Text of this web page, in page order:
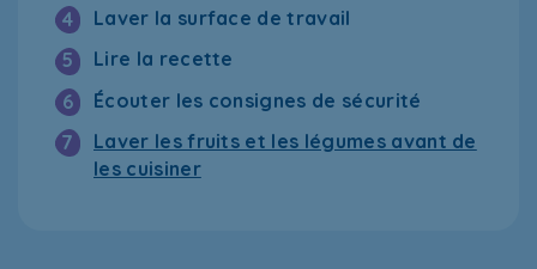
4
Laver la surface de travail
5
Lire la recette
6
Écouter les consignes de sécurité
7
Laver les fruits et les légumes avant de
les cuisiner